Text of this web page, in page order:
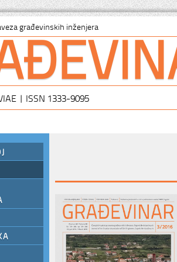
građevinskih inženjera
| ISSN 1333-9095